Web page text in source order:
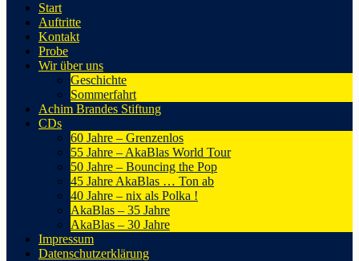
Start
Auftritte
Kontakt
Probe
Wir über uns
Geschichte
Sommerfahrt
Achim Brandes Stiftung
CDs
60 Jahre – Grenzenlos
55 Jahre – AkaBlas World Tour
50 Jahre – Bouncing the Pop
45 Jahre AkaBlas … Ton ab
40 Jahre – nix als Polka !
AkaBlas – 35 Jahre
AkaBlas – 30 Jahre
Impressum
Datenschutzerklärung